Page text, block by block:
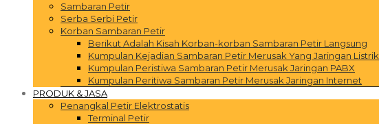
Sambaran Petir
Serba Serbi Petir
Korban Sambaran Petir
Berikut Adalah Kisah Korban-korban Sambaran Petir Langsung
Kumpulan Kejadian Sambaran Petir Merusak Yang Jaringan Listrik
Kumpulan Peristiwa Sambaran Petir Merusak Jaringan PABX
Kumpulan Peritiwa Sambaran Petir Merusak Jaringan Internet
PRODUK & JASA
Penangkal Petir Elektrostatis
Terminal Petir